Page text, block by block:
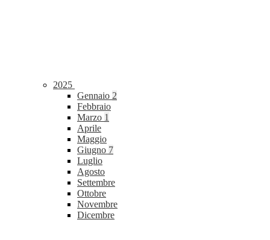
2025
Gennaio 2
Febbraio
Marzo 1
Aprile
Maggio
Giugno 7
Luglio
Agosto
Settembre
Ottobre
Novembre
Dicembre